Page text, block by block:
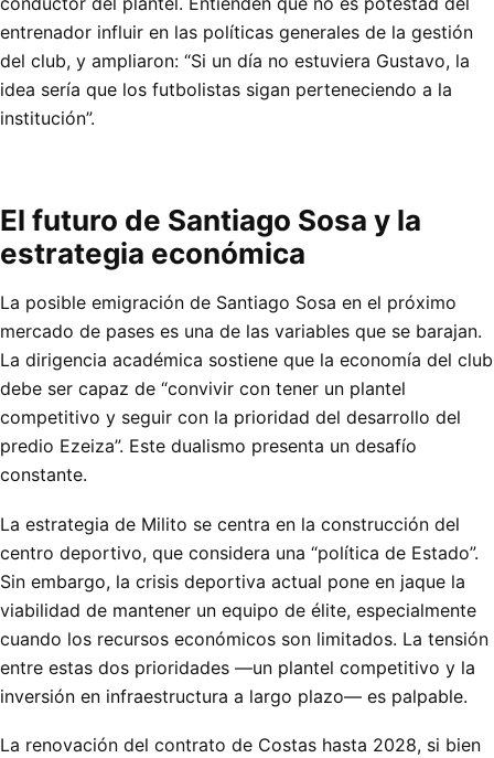
entrenador influir en las políticas generales de la gestión
del club, y ampliaron: “Si un día no estuviera Gustavo, la
idea sería que los futbolistas sigan perteneciendo a la
institución”.
El futuro de Santiago Sosa y la
estrategia económica
La posible emigración de Santiago Sosa en el próximo
mercado de pases es una de las variables que se barajan.
La dirigencia académica sostiene que la economía del club
debe ser capaz de “convivir con tener un plantel
competitivo y seguir con la prioridad del desarrollo del
predio Ezeiza”. Este dualismo presenta un desafío
constante.
La estrategia de Milito se centra en la construcción del
centro deportivo, que considera una “política de Estado”.
Sin embargo, la crisis deportiva actual pone en jaque la
viabilidad de mantener un equipo de élite, especialmente
cuando los recursos económicos son limitados. La tensión
entre estas dos prioridades —un plantel competitivo y la
inversión en infraestructura a largo plazo— es palpable.
La renovación del contrato de Costas hasta 2028, si bien